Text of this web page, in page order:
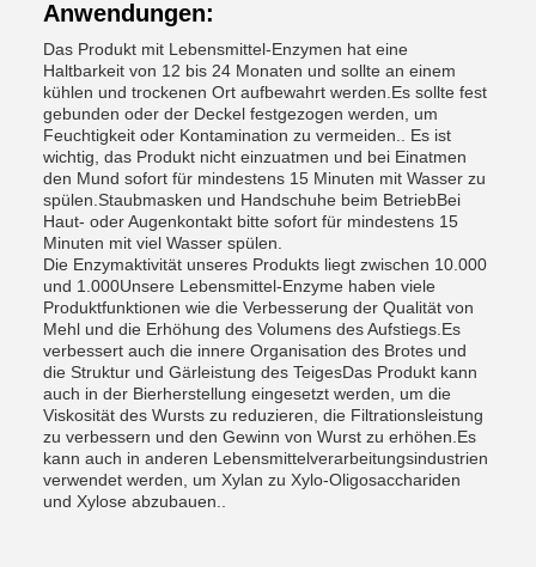
Anwendungen:
Das Produkt mit Lebensmittel-Enzymen hat eine
Haltbarkeit von 12 bis 24 Monaten und sollte an einem
kühlen und trockenen Ort aufbewahrt werden.Es sollte fest
gebunden oder der Deckel festgezogen werden, um
Feuchtigkeit oder Kontamination zu vermeiden.. Es ist
wichtig, das Produkt nicht einzuatmen und bei Einatmen
den Mund sofort für mindestens 15 Minuten mit Wasser zu
spülen.Staubmasken und Handschuhe beim BetriebBei
Haut- oder Augenkontakt bitte sofort für mindestens 15
Minuten mit viel Wasser spülen.
Die Enzymaktivität unseres Produkts liegt zwischen 10.000
und 1.000Unsere Lebensmittel-Enzyme haben viele
Produktfunktionen wie die Verbesserung der Qualität von
Mehl und die Erhöhung des Volumens des Aufstiegs.Es
verbessert auch die innere Organisation des Brotes und
die Struktur und Gärleistung des TeigesDas Produkt kann
auch in der Bierherstellung eingesetzt werden, um die
Viskosität des Wursts zu reduzieren, die Filtrationsleistung
zu verbessern und den Gewinn von Wurst zu erhöhen.Es
kann auch in anderen Lebensmittelverarbeitungsindustrien
verwendet werden, um Xylan zu Xylo-Oligosacchariden
und Xylose abzubauen..